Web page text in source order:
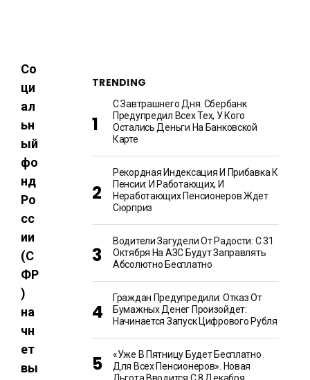
Со
ци
ал
ьн
ый
фо
нд
Ро
сс
ии
(С
ФР
)
на
чн
ет
вы
TRENDING
С Завтрашнего Дня. Сбербанк
Предупредил Всех Тех, У Кого
Остались Деньги На Банковской
Карте
Рекордная Индексация И Прибавка К
Пенсии: И Работающих, И
Неработающих Пенсионеров Ждет
Сюрприз
Водители Загудели От Радости: С 31
Октября На АЗС Будут Заправлять
Абсолютно Бесплатно
Граждан Предупредили: Отказ От
Бумажных Денег Произойдет:
Начинается Запуск Цифрового Рубля
«Уже В Пятницу Будет Бесплатно
Для Всех Пенсионеров». Новая